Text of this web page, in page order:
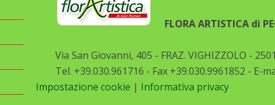
FLORA ARTISTICA di
Via San Giovanni, 405 - FRAZ. VIGHIZZOLO -
Tel. +39.030.961716 - Fax +39.030.9961852 - E-
Impostazione cookie | Informativa privacy